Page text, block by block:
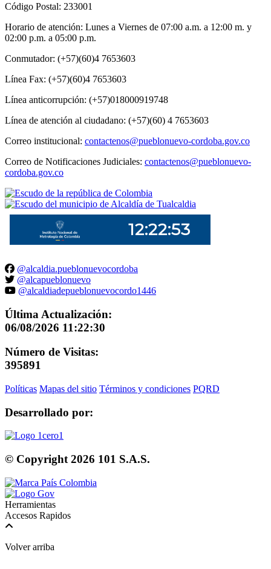
Código Postal: 233001
Horario de atención: Lunes a Viernes de 07:00 a.m. a 12:00 m. y
02:00 p.m. a 05:00 p.m.
Conmutador: (+57)(60)4 7653603
Línea Fax: (+57)(60)4 7653603
Línea anticorrupción: (+57)018000919748
Línea de atención al ciudadano: (+57)(60) 4 7653603
Correo institucional: contactenos@pueblonuevo-cordoba.gov.co
Correo de Notificaciones Judiciales: contactenos@pueblonuevo-
cordoba.gov.co
@alcaldia.pueblonuevocordoba
@alcapueblonuevo
@alcaldiadepueblonuevocordo1446
Última Actualización:
06/08/2026 11:22:30
Número de Visitas:
395891
Políticas Mapas del sitio Términos y condiciones PQRD
Desarrollado por:
© Copyright 2026 101 S.A.S.
Herramientas
Accesos Rapidos
Volver arriba